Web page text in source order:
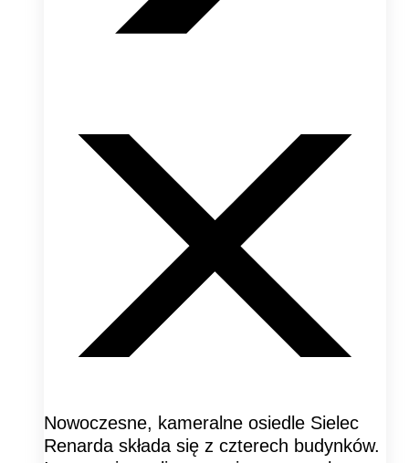
Nowoczesne, kameralne osiedle Sielec
Renarda składa się z czterech budynków.